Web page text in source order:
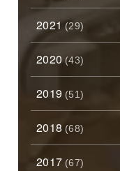
2021 (29)
2020 (43)
2019 (51)
2018 (68)
2017 (67)